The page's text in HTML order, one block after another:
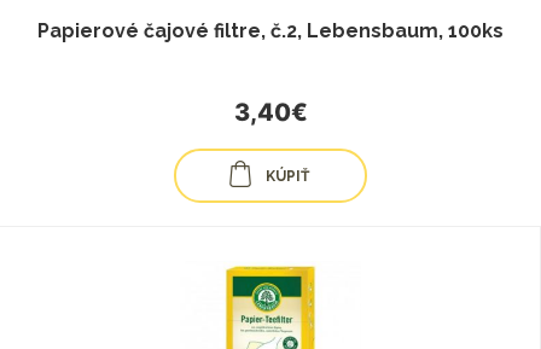
Papierové čajové filtre, č.2, Lebensbaum, 100ks
3,40€
KÚPIŤ